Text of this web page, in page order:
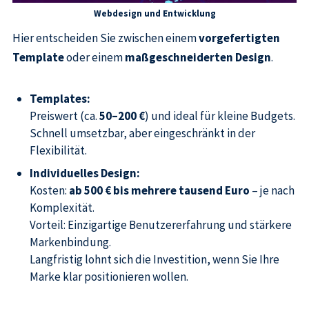
Webdesign und Entwicklung
Hier entscheiden Sie zwischen einemvorgefertigten
Templateoder einemmaßgeschneiderten Design.
Templates:
Preiswert (ca.50–200 €) und ideal für kleine Budgets.
Schnell umsetzbar, aber eingeschränkt in der
Flexibilität.
Individuelles Design:
Kosten: ab 500 € bis mehrere tausend Euro – je nach
Komplexität.
Vorteil: Einzigartige Benutzererfahrung und stärkere
Markenbindung.
Langfristig lohnt sich die Investition, wenn Sie Ihre
Marke klar positionieren wollen.